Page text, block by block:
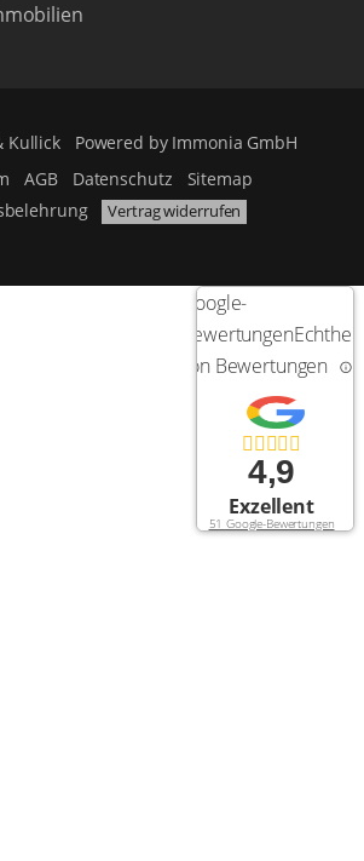
Kullick Powered by Immonia GmbH
AGB Datenschutz
Sitemap
Vertrag widerrufen
Google-
BewertungenEchtheit
von Bewertungen
4,9
Exzellent
51 Google-Bewertungen